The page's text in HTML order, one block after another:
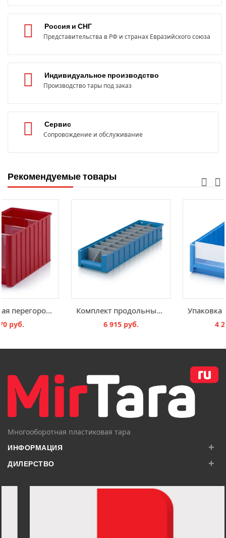
Россия и СНГ
Представительства в РФ и странах Евразийского союза
Индивидуальное производство
Производство тары под заказ
Сервис
Сопровождение и обслуживание
Рекомендуемые товары
Поперечная перегородка SK, QT 5H Комплект продольных и поперечных перегородок RK, RK GEF 61509
6 915 руб.
Многооборотная пластиковая тара
ИНФОРМАЦИЯ +
ДИЛЕРСТВО +